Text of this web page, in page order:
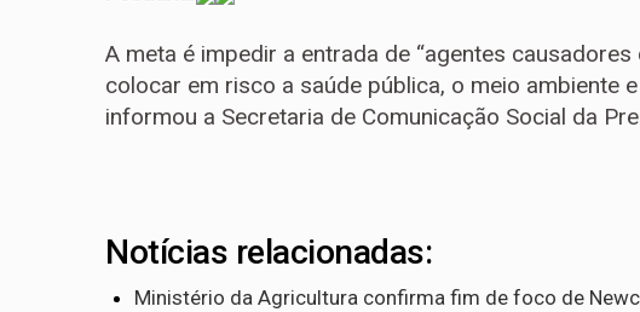
A meta é impedir a entrada de “agentes
colocar em risco a saúde pública, o meio ambiente
informou a Secretaria de Comunicação Social da
Notícias relacionadas:
Ministério da Agricultura confirma fim de foco de